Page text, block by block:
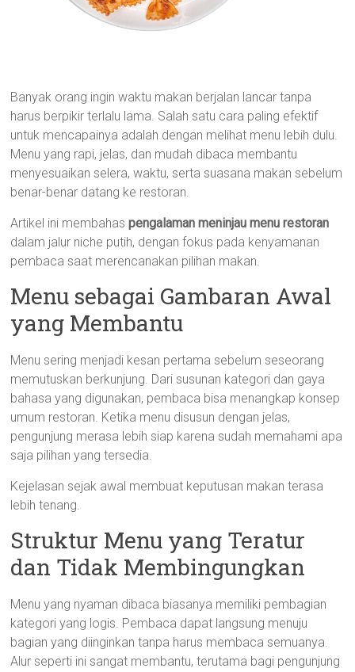
Banyak orang ingin waktu makan berjalan lancar tanpa
harus berpikir terlalu lama. Salah satu cara paling efektif
untuk mencapainya adalah dengan melihat menu lebih dulu.
Menu yang rapi, jelas, dan mudah dibaca membantu
menyesuaikan selera, waktu, serta suasana makan sebelum
benar-benar datang ke restoran.
Artikel ini membahaspengalaman meninjau menu restoran
dalam jalur niche putih, dengan fokus pada kenyamanan
pembaca saat merencanakan pilihan makan.
Menu sebagai Gambaran Awal
yang Membantu
Menu sering menjadi kesan pertama sebelum seseorang
memutuskan berkunjung. Dari susunan kategori dan gaya
bahasa yang digunakan, pembaca bisa menangkap konsep
umum restoran. Ketika menu disusun dengan jelas,
pengunjung merasa lebih siap karena sudah memahami apa
saja pilihan yang tersedia.
Kejelasan sejak awal membuat keputusan makan terasa
lebih tenang.
Struktur Menu yang Teratur
dan Tidak Membingungkan
Menu yang nyaman dibaca biasanya memiliki pembagian
kategori yang logis. Pembaca dapat langsung menuju
bagian yang diinginkan tanpa harus membaca semuanya.
Alur seperti ini sangat membantu, terutama bagi pengunjung